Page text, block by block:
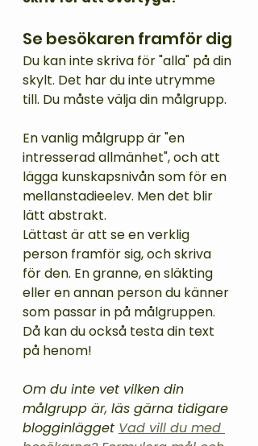
Se besökaren framför dig
Du kan inte skriva för "alla" på din
skylt. Det har du inte utrymme
till. Du måste välja din målgrupp.
En vanlig målgrupp är "en
intresserad allmänhet", och att
lägga kunskapsnivån som för en
mellanstadieelev. Men det blir
lätt abstrakt.
Lättast är att se en verklig
person framför sig, och skriva
för den. En granne, en släkting
eller en annan person du känner
som passar in på målgruppen.
Då kan du också testa din text
på henom!
Om du inte vet vilken din
målgrupp är, läs gärna tidigare
blogginlägget Vad vill du med